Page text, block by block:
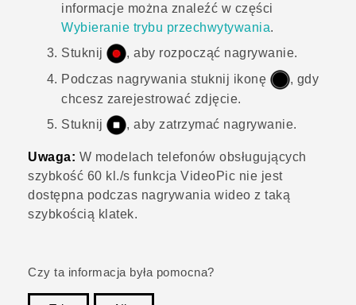
informacje można znaleźć w części
Wybieranie trybu przechwytywania.
Stuknij
, aby rozpocząć nagrywanie.
Podczas nagrywania stuknij ikonę
, gdy
chcesz zarejestrować zdjęcie.
Stuknij
, aby zatrzymać nagrywanie.
Uwaga: W modelach telefonów obsługujących
szybkość 60 kl./s funkcja VideoPic nie jest
dostępna podczas nagrywania wideo z taką
szybkością klatek.
Czy ta informacja była pomocna?